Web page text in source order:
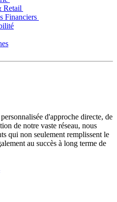
Retail
Financiers
d'approche directe, de
de notre vaste réseau, nous
qui non seulement remplissent le
au succès à long terme de